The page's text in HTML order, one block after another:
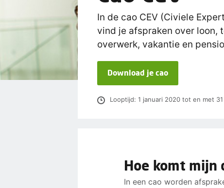
In de cao CEV (Civiele
vind je afspraken over loon,
overwerk, vakantie en
Download je cao
Looptijd: 1 januari 2020 tot en met
Hoe komt mijn
In een cao worden